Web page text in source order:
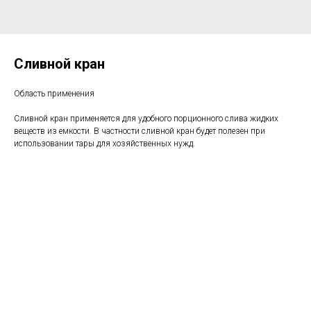
Сливной кран
Область применения
Сливной кран применяется для удобного порционного слива жидких
веществ из емкости. В частности сливной кран будет полезен при
использовании тары для хозяйственных нужд.